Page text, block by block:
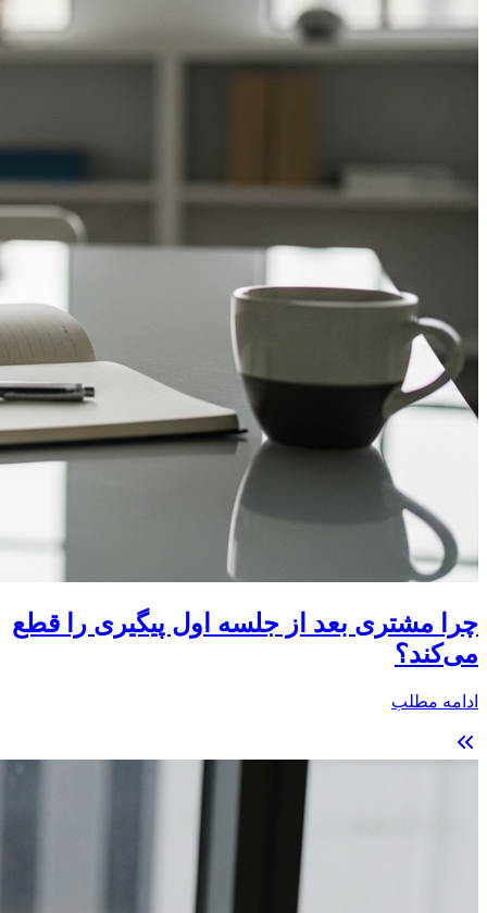
چرا مشتری بعد از جلسه اول پیگیری را قطع
می‌کند؟
ادامه مطلب